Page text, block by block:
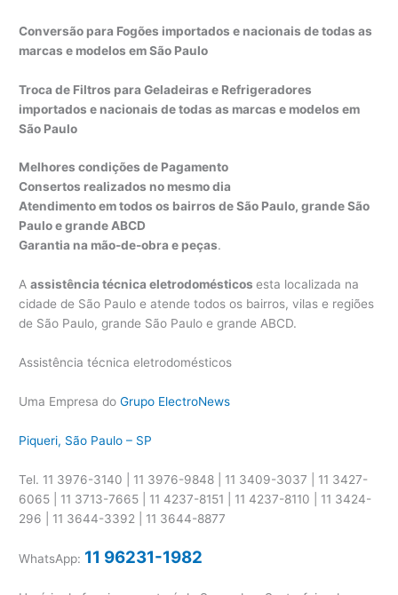
Conversão para Fogões importados e nacionais de todas as
marcas e modelos em São Paulo
Troca de Filtros para Geladeiras e Refrigeradores
importados e nacionais de todas as marcas e modelos em
São Paulo
Melhores condições de Pagamento
Consertos realizados no mesmo dia
Atendimento em todos os bairros de São Paulo, grande São
Paulo e grande ABCD
Garantia na mão-de-obra e peças.
Aassistência técnica eletrodomésticosesta localizada na
cidade de São Paulo e atende todos os bairros, vilas e regiões
de São Paulo, grande São Paulo e grande ABCD.
Assistência técnica eletrodomésticos
Uma Empresa doGrupo ElectroNews
Piqueri, São Paulo – SP
Tel. 11 3976-3140 | 11 3976-9848 | 11 3409-3037 | 11 3427-
6065 | 11 3713-7665 | 11 4237-8151 | 11 4237-8110 | 11 3424-
296 | 11 3644-3392 | 11 3644-8877
WhatsApp: 11 96231-1982